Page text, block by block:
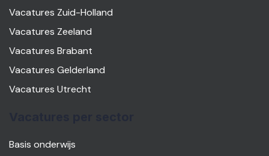
Vacatures Zuid-Holland
Vacatures Zeeland
Vacatures Brabant
Vacatures Gelderland
Vacatures Utrecht
Basis onderwijs